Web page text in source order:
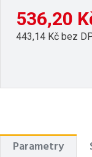
536,20
443,14 Kč bez
Parametry